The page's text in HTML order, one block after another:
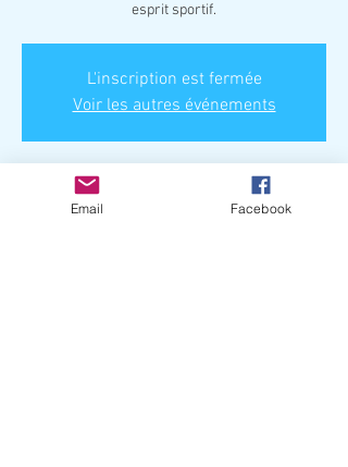
esprit sportif.
L'inscription est fermée
Voir les autres événements
Heure et lieu
Email Facebook